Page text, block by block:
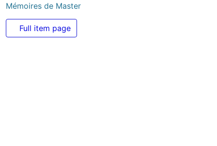
Mémoires de Master
Full item page